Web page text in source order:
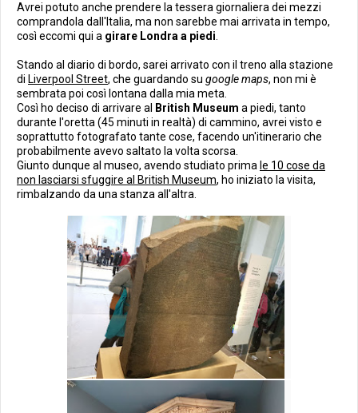
Avrei potuto anche prendere la tessera giornaliera dei mezzi
comprandola dall'Italia, ma non sarebbe mai arrivata in tempo,
così eccomi qui a girare Londra a piedi
Stando al diario di bordo, sarei arrivato con il treno alla stazione
di Liverpool Street, che guardando su google maps, non mi è
sembrata poi così lontana dalla mia meta.
Così ho deciso di arrivare al
British Museum a piedi, tanto
durante l'oretta (45 minuti in realtà) di cammino, avrei visto e
soprattutto fotografato tante cose, facendo un'itinerario che
probabilmente avevo saltato la volta scorsa.
Giunto dunque al museo, avendo studiato prima le 10 cose da
non lasciarsi sfuggire al British Museum, ho iniziato la visita,
rimbalzando da una stanza all'altra.